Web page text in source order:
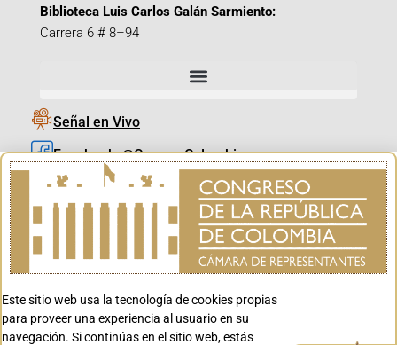
Biblioteca Luis Carlos Galán Sarmiento:
Carrera 6 # 8–94
Señal en Vivo
Facebook_@CamaraColombia
Instagram_@CamaraColombia
X_@CamaraColombia
Youtube_@CamaraColombia
Youtube_@CanalCongreso
Este sitio web usa la tecnología de cookies propias
para proveer una experiencia al usuario en su
navegación. Si continúas en el sitio web, estás